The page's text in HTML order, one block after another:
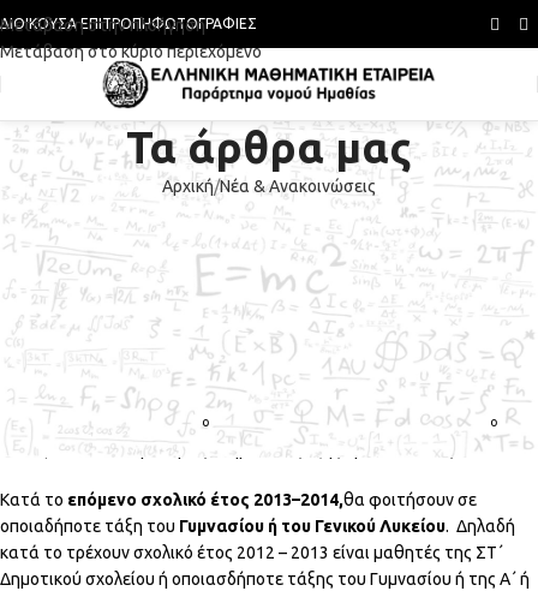
Μετάβαση στην πλοήγηση
Μετάβαση στο κύριο περιεχόμενο
ΔΙΟΙΚΟΎΣΑ ΕΠΙΤΡΟΠΉΦΩΤΟΓΡΑΦΊΕΣ
Τα άρθρα μας
Αρχική Νέα & Ανακοινώσεις
ΝΈΑ & ΑΝΑΚΟΙΝΏΣΕΙΣ
Το 7ο ΜΚΣ στον Άγιο Νικόλαο
Νάουσας
ΕΜΕ ΗμαθίαςΕνεργό 17/06/2013
Δικαίωμα Εγγραφής στο 7 ο Μαθηματικό Καλοκαιρινό Σχολείο (7 ο
Μ.Κ.Σ.) έχουν όσοι μαθητές πληρούν τις εξής προϋποθέσεις:
Κατά το επόμενο σχολικό έτος 2013–2014,θα φοιτήσουν σε
οποιαδήποτε τάξη του Γυμνασίου ή του Γενικού Λυκείου. Δηλαδή
κατά το τρέχουν σχολικό έτος 2012 – 2013 είναι μαθητές της ΣΤ΄
Δημοτικού σχολείου ή οποιασδήποτε τάξης του Γυμνασίου ή της Α΄ ή